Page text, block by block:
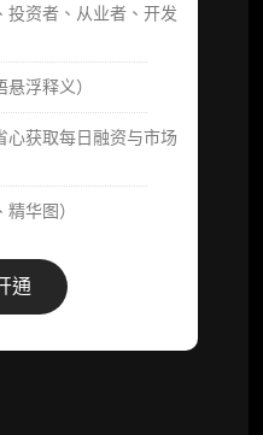
投资者、从业者、开发
浮释义）
心获取每日融资与市场
华图）
通
解密栏目内容（持续
资项目轻松捕获）
吸收）
历史内容
悬浮释义）